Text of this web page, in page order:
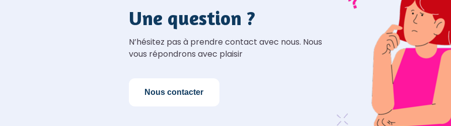
Une question ?
N’hésitez pas à prendre contact avec nous. Nous
vous répondrons avec plaisir
Nous contacter